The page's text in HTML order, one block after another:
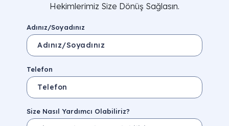
Hekimlerimiz Size Dönüş Sağlasın.
Adınız/Soyadınız
Telefon
Size Nasıl Yardımcı Olabiliriz?